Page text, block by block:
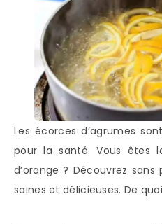
Les écorces d’agrumes
pour la santé. Vous êtes
d’orange ? Découvrez
saines et délicieuses. De